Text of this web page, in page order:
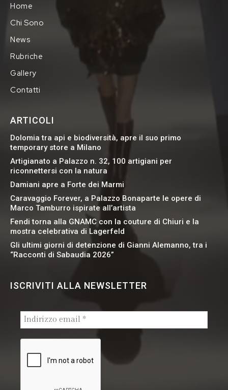
Home
Chi Sono
News
Rubriche
Gallery
Contatti
ARTICOLI
Dolomia tra api e biodiversità, apre il suo primo
temporary store a Milano
Artigianato a Palazzo n. 32, 100 artigiani per
riconnettersi con la natura
Damiani apre a Forte dei Marmi
Caravaggio Forever, a Palazzo Bonaparte le opere di
Marco Tamburro ispirate all’artista
Fendi torna alla GNAMC con la couture di Chiuri e la
mostra celebrativa di Lagerfeld
Gli ultimi giorni di detenzione di Gianni Alemanno, tra i
“Racconti di Sabaudia 2026”
ISCRIVITI ALLA NEWSLETTER